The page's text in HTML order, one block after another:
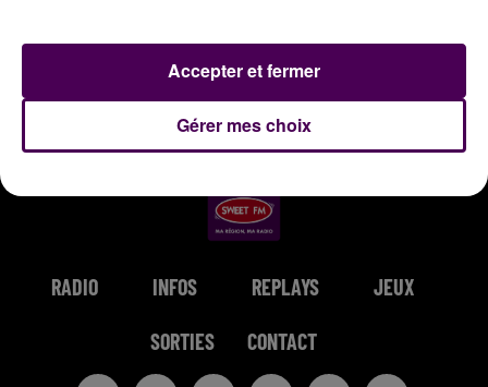
LUIS FONSI & DEMI
LOVATO
Echame La Culpa
RADIO INFOS REPLAYS JEUX
SORTIES CONTACT
Gérer mes choix
Accepter et fermer